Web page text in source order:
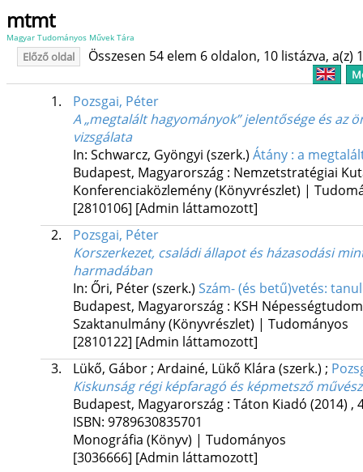
mtmt
Magyar Tudományos Művek Tára
Előző oldal Összesen 54 elem 6 oldalon, 10 listázva, a(z)
1.
Pozsgai, Péter
A „megtalált hagyományok” jelentősége és az
vizsgálata
In: Schwarcz, Gyöngyi (szerk.) Átány : a
Budapest, Magyarország : Nemzetstratégiai
Konferenciaközlemény (Könyvrészlet) |
[2810106] [Admin láttamozott]
2.
Pozsgai, Péter
Korszerkezet, családi állapot és házasodási
harmadában
In: Őri, Péter (szerk.) Szám- (és betű)vetés:
Budapest, Magyarország : KSH
Szaktanulmány (Könyvrészlet) | Tudományos
[2810122] [Admin láttamozott]
3.
Lükő, Gábor; Ardainé, Lükő Klára (szerk.) ;
Kiskunság régi képfaragó és képmetsző
Budapest, Magyarország : Táton Kiadó (2014) ,
ISBN: 9789630835701
Monográfia (Könyv) | Tudományos
[3036666] [Admin láttamozott]